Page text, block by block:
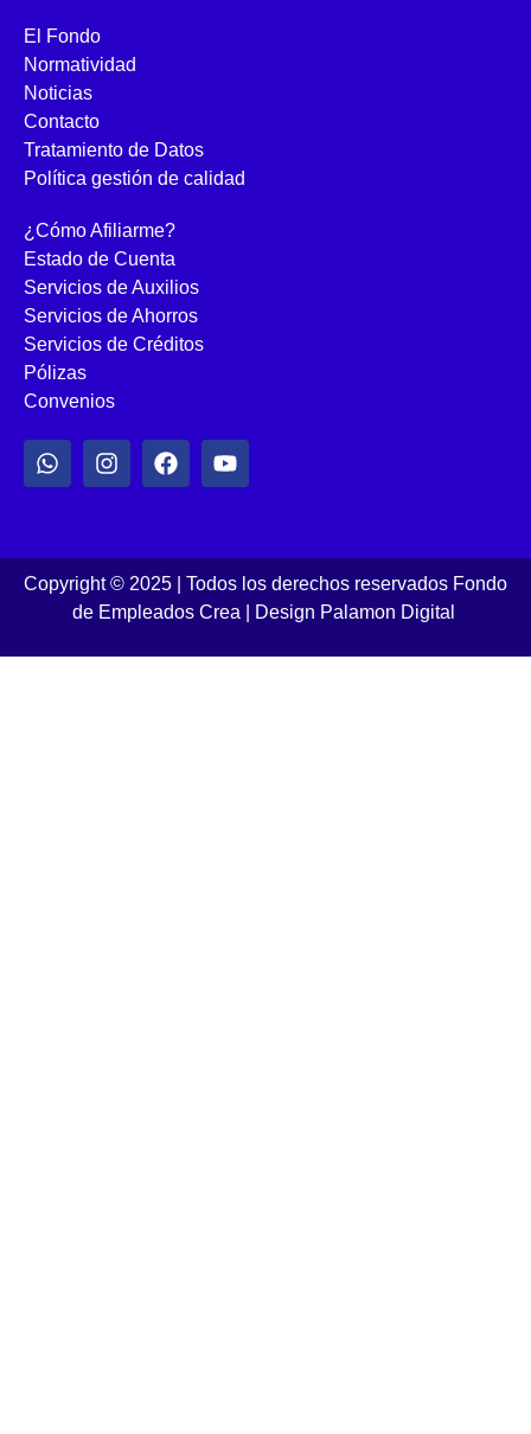
El Fondo
Normatividad
Noticias
Contacto
Tratamiento de Datos
Política gestión de calidad
¿Cómo Afiliarme?
Estado de Cuenta
Servicios de Auxilios
Servicios de Ahorros
Servicios de Créditos
Pólizas
Convenios
Copyright © 2025 | Todos los derechos reservados Fondo
de Empleados Crea
Design Palamon Digital